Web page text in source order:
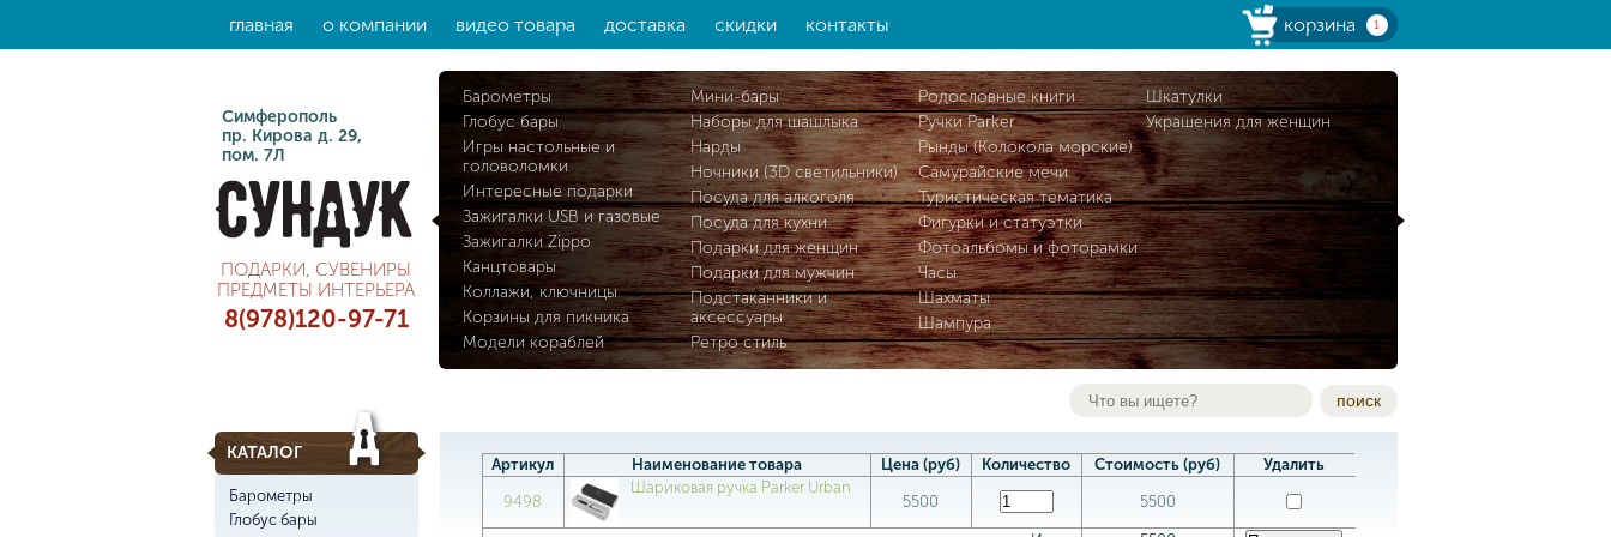
главная о компании видео товара доставка скидки контакты корзина 1
Симферополь
пр. Кирова д. 29,
пом. 7Л
ПОДАРКИ, СУВЕНИРЫ
ПРЕДМЕТЫ ИНТЕРЬЕРА
8(978)120-97-71
Барометры
Глобус бары
Игры настольные и
головоломки
Интересные подарки
Зажигалки USB и газовые
Зажигалки Zippo
Канцтовары
Коллажи, ключницы
Корзины для пикника
Модели кораблей
Мини-бары
Наборы для шашлыка
Нарды
Ночники (3D светильники)
Посуда для алкоголя
Посуда для кухни
Подарки для женщин
Подарки для мужчин
Подстаканники и
аксессуары
Ретро стиль
Родословные книги
Ручки Parker
Рынды (Колокола морские)
Самурайские мечи
Туристическая тематика
Фигурки и статуэтки
Фотоальбомы и фоторамки
Часы
Шахматы
Шампура
Шкатулки
Украшения для женщин
поиск
КАТАЛОГ
Барометры
Глобус бары
Артикул Наименование товара Цена (руб) Количество Стоимость (руб) Удалить
9498
Шариковая ручка Parker Urban
5500
5500